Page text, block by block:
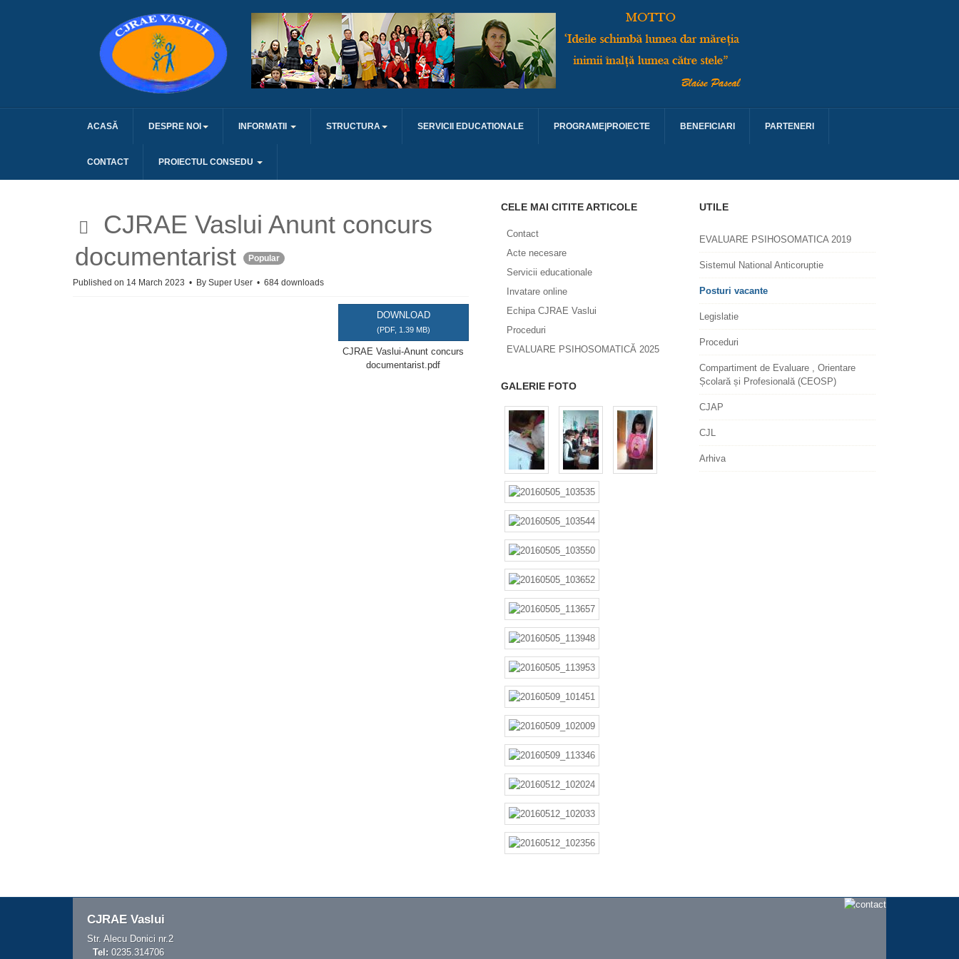
ACASĂ DESPRE NOI INFORMATII STRUCTURA SERVICII EDUCATIONALE PROGRAME|PROIECTE BENEFICIARI PARTENERI
CONTACT PROIECTUL CONSEDU
d
e
f
CJRAE Vaslui Anunt concurs
documentarist
Popular
Published on 14 March 2023 By Super User 684 downloads
DOWNLOAD
(PDF, 1.39 MB)
CJRAE Vaslui-Anunt concurs
documentarist.pdf
CELE MAI CITITE ARTICOLE
Contact
Acte necesare
Servicii educationale
Invatare online
Echipa CJRAE Vaslui
Proceduri
EVALUARE PSIHOSOMATICĂ 2025
GALERIE FOTO
UTILE
EVALUARE PSIHOSOMATICA 2019
Sistemul National Anticoruptie
Posturi vacante
Legislatie
Proceduri
Compartiment de Evaluare , Orientare
Școlară și Profesională (CEOSP)
CJAP
CJL
Arhiva
CJRAE Vaslui
Str. Alecu Donici nr.2
Tel: 0235.314706